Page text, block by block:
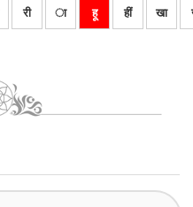
री ा हू हीं खा